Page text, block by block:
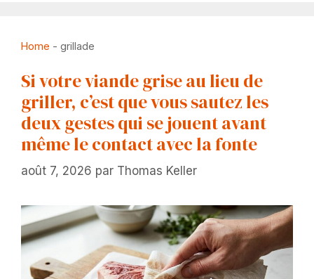
Home - grillade
Si votre viande grise au lieu de
griller, c’est que vous sautez les
deux gestes qui se jouent avant
même le contact avec la fonte
août 7, 2026 par Thomas Keller